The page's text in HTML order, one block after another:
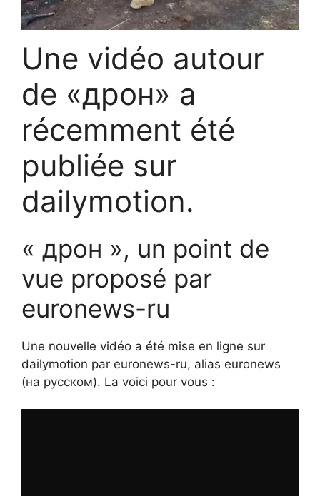
Une vidéo autour
de «дрон» a
récemment été
publiée sur
dailymotion.
« дрон », un point de
vue proposé par
euronews-ru
Une nouvelle vidéo a été mise en ligne sur
dailymotion par euronews-ru, alias euronews
(на русском). La voici pour vous :